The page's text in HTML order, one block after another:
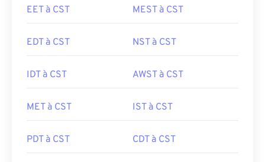
EET à CST MEST à CST
EDT à CST NST à CST
IDT à CST AWST à CST
MET à CST IST à CST
PDT à CST CDT à CST